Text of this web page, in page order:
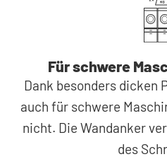
Für schwere
Dank besonders dicken
auch für schwere
nicht. Die Wandanker
des